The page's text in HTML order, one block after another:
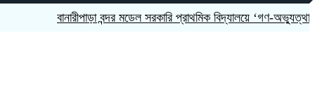
বানারীপাড়া বন্দর মডেল সরকারি প্রাথমিক বিদ্যালয়ে ‘গণ-অভ্যুত্থান দিবস’